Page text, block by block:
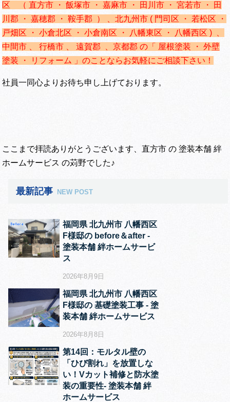
区 （ 直方市 ・ 飯塚市 ・ 嘉麻市 ・ 田川市 ・ 宮若市 ・ 田
川郡 ・ 嘉穂郡 ・ 鞍手郡 ） 、北九州市 ( 門司区 ・ 若松区 ・
戸畑区 ・ 小倉北区 ・ 小倉南区 ・ 八幡東区 ・ 八幡西区 ) 、
中間市 、 行橋市 、 遠賀郡 、京都郡 の「 屋根塗装 ・ 外壁
塗装 ・ リフォーム 」のことならお気軽にご相談下さい！
社員一同心よりお待ち申し上げております。
ここまで拝読ありがとうございます、直方市 の 塗装本舗 絆
ホームサービス の苅野でした♪
最新記事 NEW POST
福岡県 北九州市 八幡西区
F様邸の before＆after ‐
塗装本舗 絆ホームサービ
ス
2026年8月9日
福岡県 北九州市 八幡西区
F様邸の 基礎塗装工事 ‐ 塗
装本舗 絆ホームサービス
2026年8月8日
第14回：モルタル壁の
「ひび割れ」を放置しな
い！Vカット補修と防水塗
装の重要性‐ 塗装本舗 絆
ホームサービス